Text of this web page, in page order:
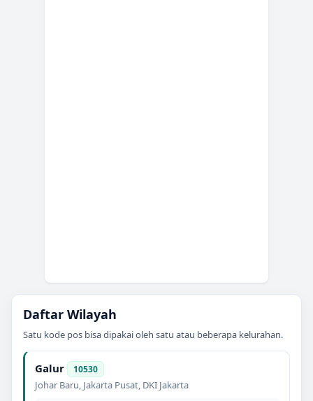
Daftar Wilayah
Satu kode pos bisa dipakai oleh satu atau beberapa kelurahan.
Galur 10530
Johar Baru, Jakarta Pusat, DKI Jakarta